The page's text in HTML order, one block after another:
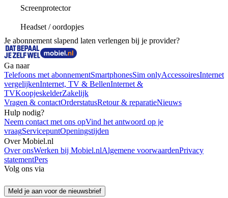
Screenprotector
Headset / oordopjes
Je abonnement slapend laten verlengen bij je provider?
Ga naar
Telefoons met abonnementSmartphonesSim onlyAccessoiresInternet
vergelijkenInternet, TV & BellenInternet &
TVKoopjeskelderZakelijk
Vragen & contactOrderstatusRetour & reparatieNieuws
Hulp nodig?
Neem contact met ons opVind het antwoord op je
vraagServicepuntOpeningstijden
Over Mobiel.nl
Over onsWerken bij Mobiel.nlAlgemene voorwaardenPrivacy
statementPers
Volg ons via
Meld je aan voor de nieuwsbrief